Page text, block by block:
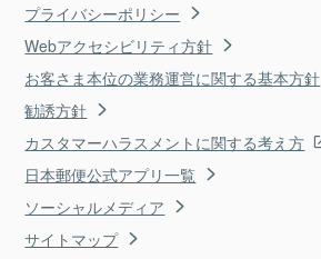
プライバシーポリシー
Webアクセシビリティ方針
お客さま本位の業務運営に関する基本方針
勧誘方針
カスタマーハラスメントに関する考え方
日本郵便公式アプリ一覧
ソーシャルメディア
サイトマップ